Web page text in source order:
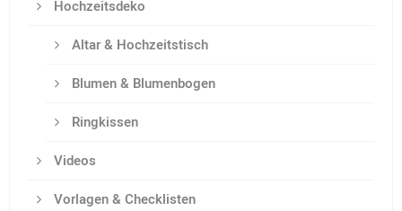
Hochzeitsdeko
Altar & Hochzeitstisch
Blumen & Blumenbogen
Ringkissen
Videos
Vorlagen & Checklisten